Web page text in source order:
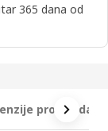
365 dana od
proizvoda